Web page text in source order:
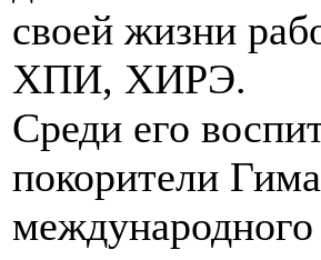
своей жизни
ХПИ, ХИРЭ.
Среди его
покорители